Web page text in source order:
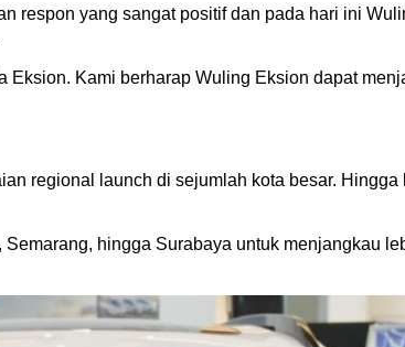
respon yang sangat positif dan pada hari ini
Kami berharap Wuling Eksion dapat
regional launch di sejumlah kota besar. Hingga
hingga Surabaya untuk menjangkau